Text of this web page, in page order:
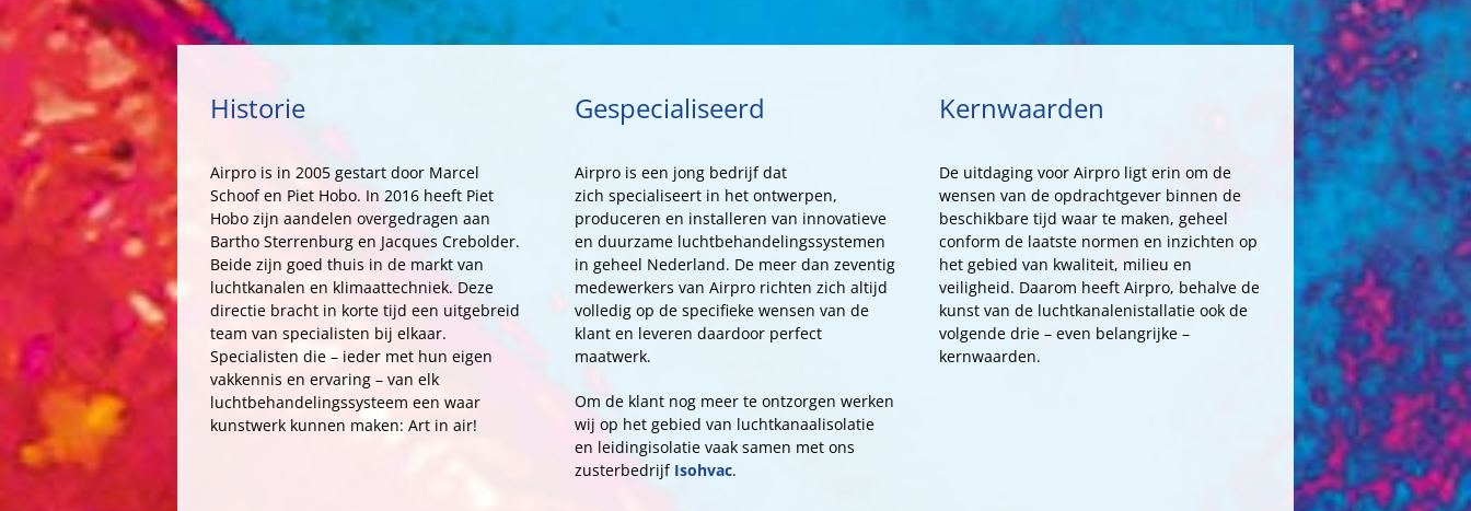
Historie
Airpro is in 2005 gestart door Marcel
Schoof en Piet Hobo. In 2016 heeft Piet
Hobo zijn aandelen overgedragen aan
Bartho Sterrenburg en Jacques Crebolder.
Beide zijn goed thuis in de markt van
luchtkanalen en klimaattechniek. Deze
directie bracht in korte tijd een uitgebreid
team van specialisten bij elkaar.
Specialisten die – ieder met hun eigen
vakkennis en ervaring – van elk
luchtbehandelingssysteem een waar
kunstwerk kunnen maken: Art in air!
Gespecialiseerd
Airpro is een jong bedrijf dat
zich specialiseert in het ontwerpen,
produceren en installeren van innovatieve
en duurzame luchtbehandelingssystemen
in geheel Nederland. De meer dan zeventig
medewerkers van Airpro richten zich altijd
volledig op de specifieke wensen van de
klant en leveren daardoor perfect
maatwerk.
Om de klant nog meer te ontzorgen werken
wij op het gebied van luchtkanaalisolatie
en leidingisolatie vaak samen met ons
zusterbedrijf Isohvac.
Kernwaarden
De uitdaging voor Airpro ligt erin om de
wensen van de opdrachtgever binnen de
beschikbare tijd waar te maken, geheel
conform de laatste normen en inzichten op
het gebied van kwaliteit, milieu en
veiligheid. Daarom heeft Airpro, behalve de
kunst van de luchtkanalenistallatie ook de
volgende drie – even belangrijke –
kernwaarden.